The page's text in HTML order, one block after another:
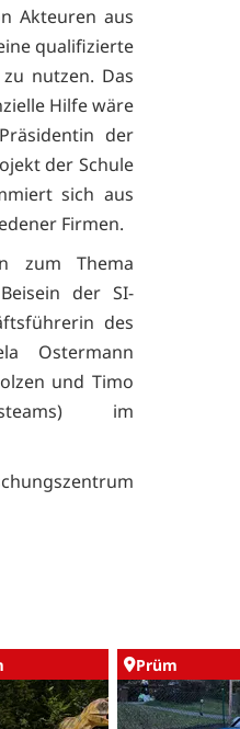
Akteuren aus
qualifizierte
nutzen. Das
Hilfe wäre
der
der Schule
sich aus
Firmen.
zum Thema
der SI-
des
Ostermann
und Timo
im
Prüm